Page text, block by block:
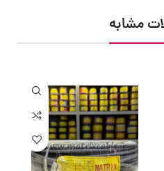
مشابه